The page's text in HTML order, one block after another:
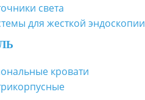
света
для жесткой эндоскопии
кровати